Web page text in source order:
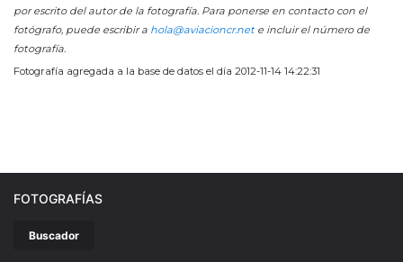
por escrito del autor de la fotografía. Para ponerse en contacto con el
fotógrafo, puede escribir a hola@aviacioncr.nete incluir el número de
fotografía.
Fotografía agregada a la base de datos el día 2012-11-14 14:22:31
FOTOGRAFÍAS
Buscador